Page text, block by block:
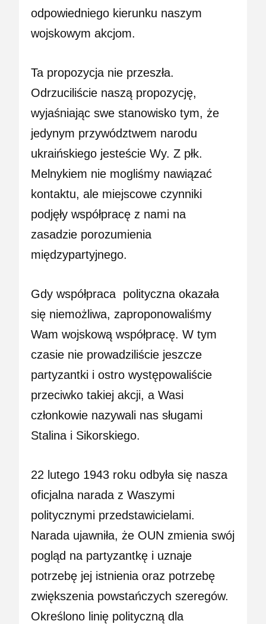
odpowiedniego kierunku naszym
wojskowym akcjom.
Ta propozycja nie przeszła.
Odrzuciliście naszą propozycję,
wyjaśniając swe stanowisko tym, że
jedynym przywództwem narodu
ukraińskiego jesteście Wy. Z płk.
Melnykiem nie mogliśmy nawiązać
kontaktu, ale miejscowe czynniki
podjęły współpracę z nami na
zasadzie porozumienia
międzypartyjnego.
Gdy współpraca polityczna okazała
się niemożliwa, zaproponowaliśmy
Wam wojskową współpracę. W tym
czasie nie prowadziliście jeszcze
partyzantki i ostro występowaliście
przeciwko takiej akcji, a Wasi
członkowie nazywali nas sługami
Stalina i Sikorskiego.
22 lutego 1943 roku odbyła się nasza
oficjalna narada z Waszymi
politycznymi przedstawicielami.
Narada ujawniła, że OUN zmienia swój
pogląd na partyzantkę i uznaje
potrzebę jej istnienia oraz potrzebę
zwiększenia powstańczych szeregów.
Określono linię polityczną dla